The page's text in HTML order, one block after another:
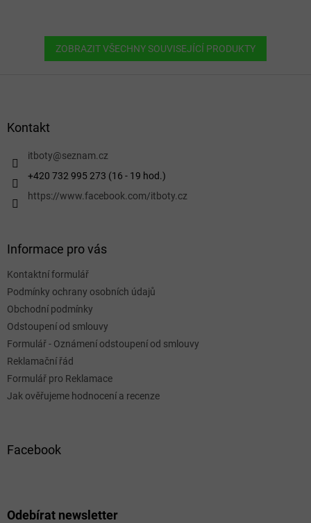
ZOBRAZIT VŠECHNY SOUVISEJÍCÍ PRODUKTY
Kontakt
itboty@seznam.cz
+420 732 995 273 (16 - 19 hod.)
https://www.facebook.com/itboty.cz
Informace pro vás
Kontaktní formulář
Podmínky ochrany osobních údajů
Obchodní podmínky
Odstoupení od smlouvy
Formulář - Oznámení odstoupení od smlouvy
Reklamační řád
Formulář pro Reklamace
Jak ověřujeme hodnocení a recenze
Facebook
Odebírat newsletter